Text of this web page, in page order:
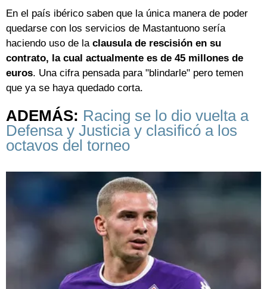
En el país ibérico saben que la única manera de poder
quedarse con los servicios de Mastantuono sería
haciendo uso de la clausula de rescisión en su
contrato, la cual actualmente es de 45 millones de
euros. Una cifra pensada para "blindarle" pero temen
que ya se haya quedado corta.
ADEMÁS: Racing se lo dio vuelta a
Defensa y Justicia y clasificó a los
octavos del torneo